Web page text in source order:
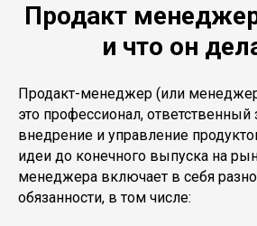
Продакт
и что он
Продакт-менеджер (или
это профессионал, ответственный
внедрение и управление
идеи до конечного выпуска на
менеджера включает в себя
обязанности, в том числе: